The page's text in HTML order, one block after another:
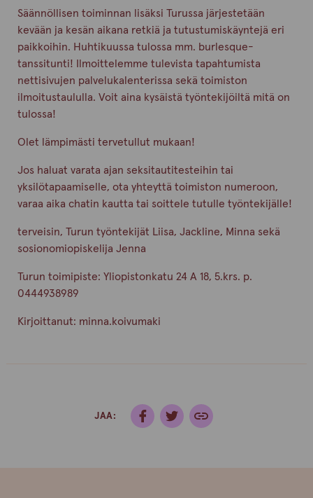
Säännöllisen toiminnan lisäksi Turussa järjestetään
kevään ja kesän aikana retkiä ja tutustumiskäyntejä eri
paikkoihin. Huhtikuussa tulossa mm. burlesque-
tanssitunti! Ilmoittelemme tulevista tapahtumista
nettisivujen palvelukalenterissa sekä toimiston
ilmoitustaululla. Voit aina kysäistä työntekijöiltä mitä on
tulossa!
Olet lämpimästi tervetullut mukaan!
Jos haluat varata ajan seksitautitesteihin tai
yksilötapaamiselle, ota yhteyttä toimiston numeroon,
varaa aika chatin kautta tai soittele tutulle työntekijälle!
terveisin, Turun työntekijät Liisa, Jackline, Minna sekä
sosionomiopiskelija Jenna
Turun toimipiste: Yliopistonkatu 24 A 18, 5.krs. p.
0444938989
Kirjoittanut: minna.koivumaki
JAA: